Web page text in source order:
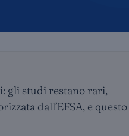
gli studi restano rari,
dall’EFSA, e questo